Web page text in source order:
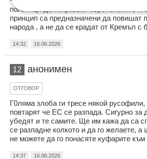
политици да изпразват европейските
принцип са предназначени да повишат
народа , а не да се крадат от Кремъл с
14:32 16.06.2026
12 анонимен
ОТГОВОР
Г0ляма злоба ги тресе някой русофили,
повтарят че ЕС се разпада. Сигурно за
убедят и те самите. Ще им кажа да са
се разпадне колкото и да го желаете, а
не можете да го понасяте куфарите
14:37 16.06.2026